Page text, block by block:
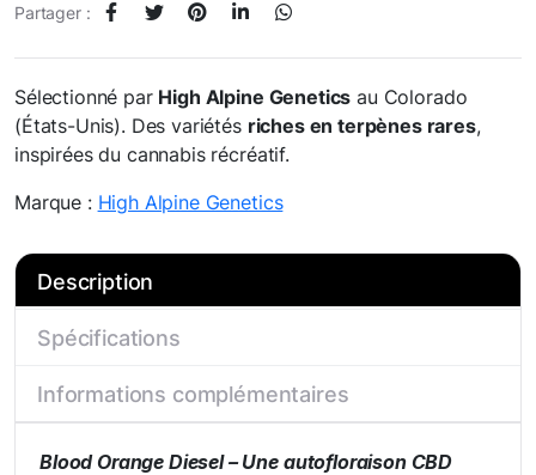
Partager :
Sélectionné par High Alpine Genetics au Colorado
(États-Unis). Des variétés riches en terpènes rares,
inspirées du cannabis récréatif.
Marque : High Alpine Genetics
Description
Spécifications
Informations complémentaires
Blood Orange Diesel – Une autofloraison CBD